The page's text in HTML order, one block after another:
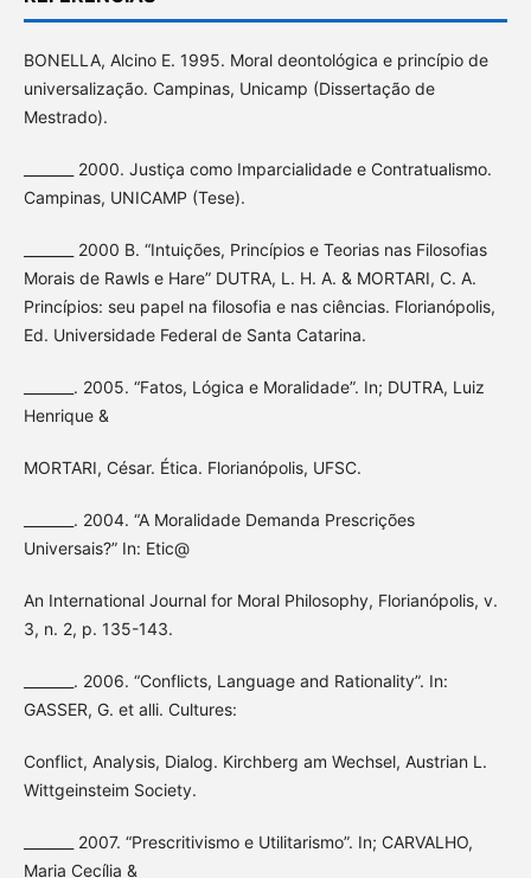
BONELLA, Alcino E. 1995. Moral deontológica e princípio de
universalização. Campinas, Unicamp (Dissertação de
Mestrado).
_______ 2000. Justiça como Imparcialidade e Contratualismo.
Campinas, UNICAMP (Tese).
_______ 2000 B. “Intuições, Princípios e Teorias nas Filosofias
Morais de Rawls e Hare” DUTRA, L. H. A. & MORTARI, C. A.
Princípios: seu papel na filosofia e nas ciências. Florianópolis,
Ed. Universidade Federal de Santa Catarina.
_______. 2005. “Fatos, Lógica e Moralidade”. In; DUTRA, Luiz
Henrique &
MORTARI, César. Ética. Florianópolis, UFSC.
_______. 2004. “A Moralidade Demanda Prescrições
Universais?” In: Etic@
An International Journal for Moral Philosophy, Florianópolis, v.
3, n. 2, p. 135-143.
_______. 2006. “Conflicts, Language and Rationality”. In:
GASSER, G. et alli. Cultures:
Conflict, Analysis, Dialog. Kirchberg am Wechsel, Austrian L.
Wittgeinsteim Society.
_______ 2007. “Prescritivismo e Utilitarismo”. In; CARVALHO,
Maria Cecília &